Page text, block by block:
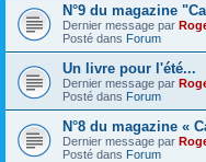
N°9 du magazine
Dernier message par
Posté dans Forum
Un livre pour l'été...
Dernier message par
Posté dans Forum
N°8 du magazine «
Dernier message par
Posté dans Forum